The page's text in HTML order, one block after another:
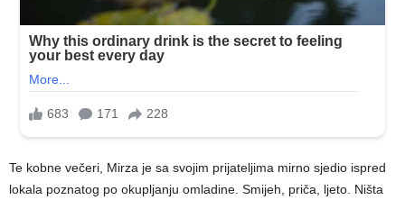
Te kobne večeri, Mirza je sa svojim prijateljima mirno sjedio ispred
lokala poznatog po okupljanju omladine. Smijeh, priča, ljeto. Ništa